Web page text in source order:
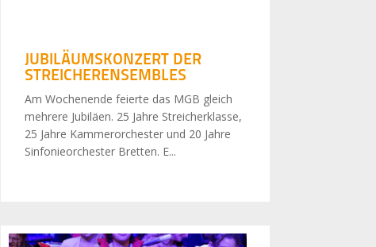
JUBILÄUMSKONZERT DER
STREICHERENSEMBLES
Am Wochenende feierte das MGB gleich
mehrere Jubiläen. 25 Jahre Streicherklasse,
25 Jahre Kammerorchester und 20 Jahre
Sinfonieorchester Bretten. E...